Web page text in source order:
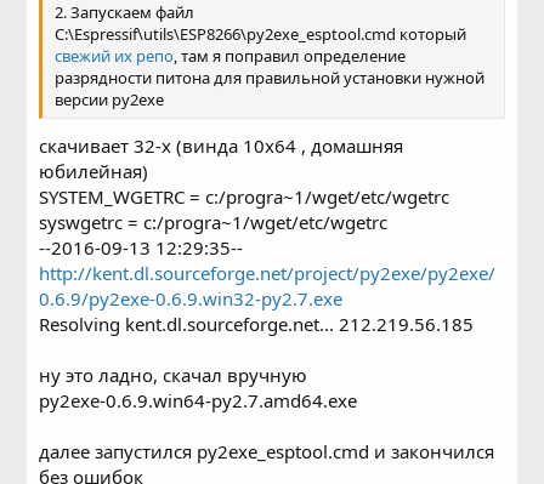
2. Запускаем файл
C:\Espressif\utils\ESP8266\py2exe_esptool.cmd который
свежий их репо, там я поправил определение
разрядности питона для правильной установки нужной
версии py2exe
скачивает 32-х (винда 10х64 , домашняя
юбилейная)
SYSTEM_WGETRC = c:/progra~1/wget/etc/wgetrc
syswgetrc = c:/progra~1/wget/etc/wgetrc
--2016-09-13 12:29:35--
http://kent.dl.sourceforge.net/project/py2exe/py2exe/
0.6.9/py2exe-0.6.9.win32-py2.7.exe
Resolving kent.dl.sourceforge.net... 212.219.56.185
ну это ладно, скачал вручную
py2exe-0.6.9.win64-py2.7.amd64.exe
далее запустился py2exe_esptool.cmd и закончился
без ошибок